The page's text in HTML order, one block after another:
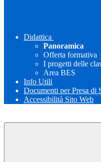
Didattica
Panoramica
Offerta formativa
I progetti delle
Area BES
Info Utili
Documenti per Presa di
Accessibilità Sito Web